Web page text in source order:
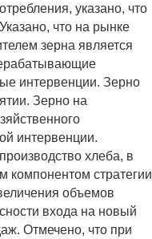
указано, что
что на рынке
зерна является
интервенции. Зерно
Зерно на
интервенции.
хлеба, в
компонентом стратегии
объемов
входа на новый
Отмечено, что при